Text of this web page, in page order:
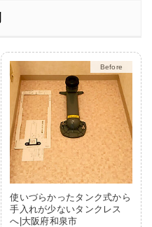
After
使いづらかったタンク式から
手入れが少ないタンクレス
へ|大阪府和泉市